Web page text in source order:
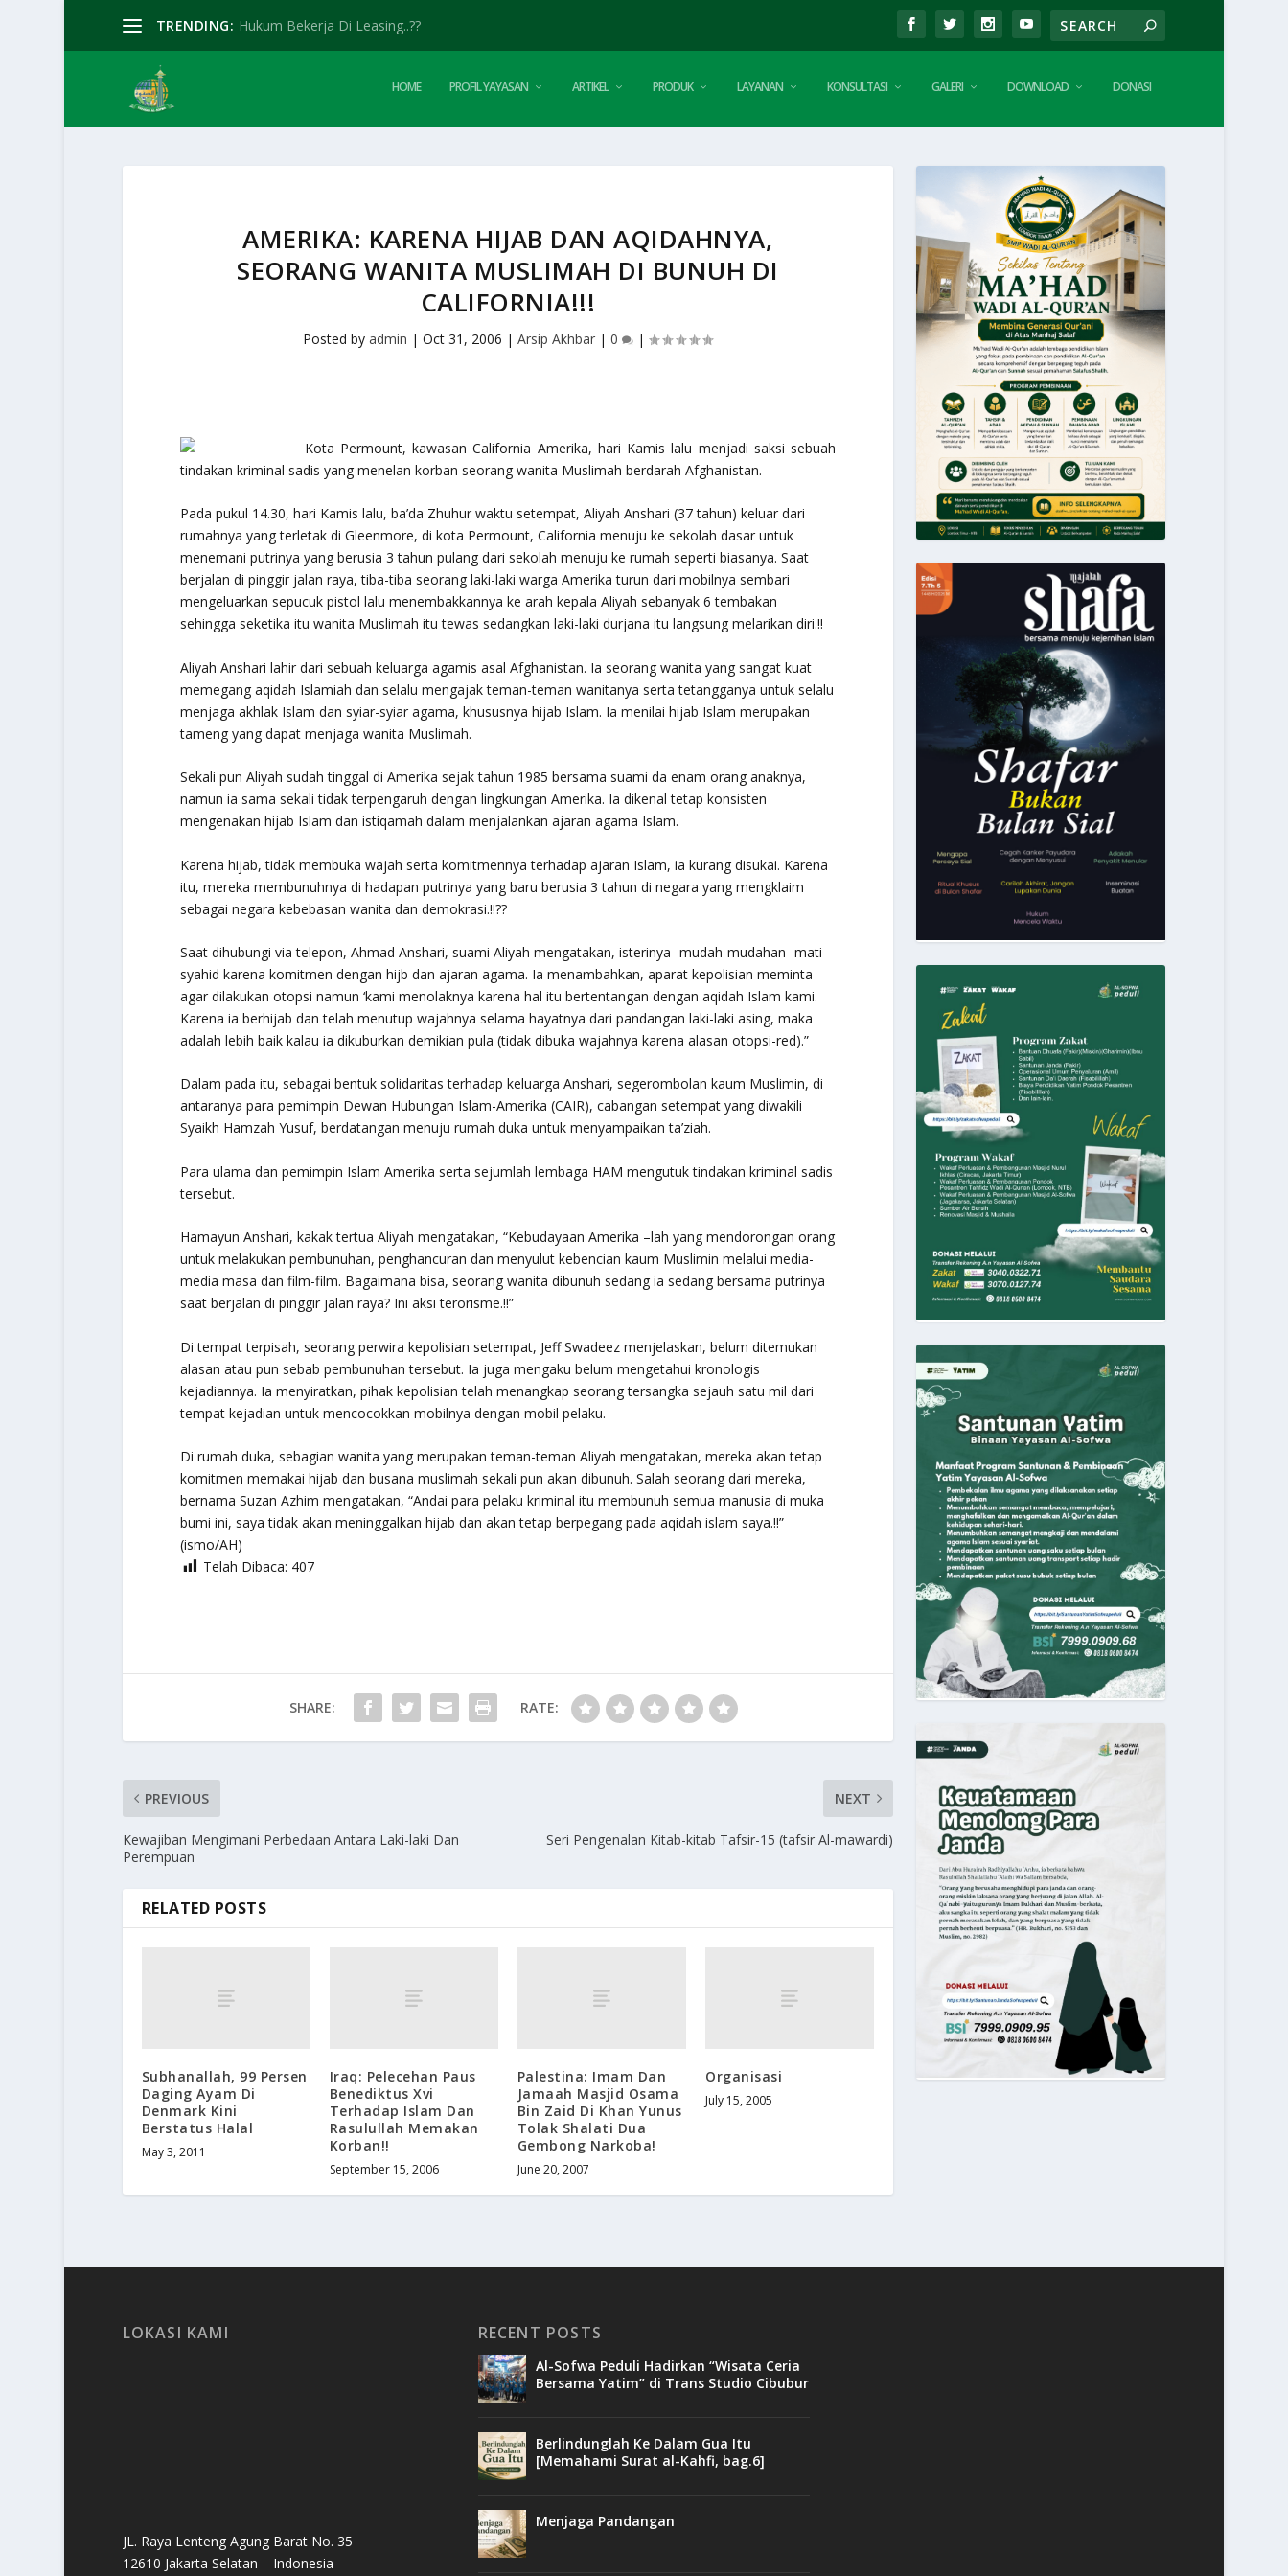
TRENDING: Hukum Bekerja Di Leasing..??
HOME PROFIL YAYASAN ARTIKEL PRODUK LAYANAN KONSULTASI GALERI DOWNLOAD DONASI
AMERIKA: KARENA HIJAB DAN AQIDAHNYA,
SEORANG WANITA MUSLIMAH DI BUNUH DI
CALIFORNIA!!!
Posted byadmin |Oct 31, 2006 |Arsip Akhbar |0 |
Kota Permount, kawasan California Amerika, hari Kamis lalu menjadi saksi sebuah
tindakan kriminal sadis yang menelan korban seorang wanita Muslimah berdarah Afghanistan.
Pada pukul 14.30, hari Kamis lalu, ba’da Zhuhur waktu setempat, Aliyah Anshari (37 tahun) keluar dari
rumahnya yang terletak di Gleenmore, di kota Permount, California menuju ke sekolah dasar untuk
menemani putrinya yang berusia 3 tahun pulang dari sekolah menuju ke rumah seperti biasanya. Saat
berjalan di pinggir jalan raya, tiba-tiba seorang laki-laki warga Amerika turun dari mobilnya sembari
mengeluarkan sepucuk pistol lalu menembakkannya ke arah kepala Aliyah sebanyak 6 tembakan
sehingga seketika itu wanita Muslimah itu tewas sedangkan laki-laki durjana itu langsung melarikan diri.!!
Aliyah Anshari lahir dari sebuah keluarga agamis asal Afghanistan. Ia seorang wanita yang sangat kuat
memegang aqidah Islamiah dan selalu mengajak teman-teman wanitanya serta tetangganya untuk selalu
menjaga akhlak Islam dan syiar-syiar agama, khususnya hijab Islam. Ia menilai hijab Islam merupakan
tameng yang dapat menjaga wanita Muslimah.
Sekali pun Aliyah sudah tinggal di Amerika sejak tahun 1985 bersama suami da enam orang anaknya,
namun ia sama sekali tidak terpengaruh dengan lingkungan Amerika. Ia dikenal tetap konsisten
mengenakan hijab Islam dan istiqamah dalam menjalankan ajaran agama Islam.
Karena hijab, tidak membuka wajah serta komitmennya terhadap ajaran Islam, ia kurang disukai. Karena
itu, mereka membunuhnya di hadapan putrinya yang baru berusia 3 tahun di negara yang mengklaim
sebagai negara kebebasan wanita dan demokrasi.!!??
Saat dihubungi via telepon, Ahmad Anshari, suami Aliyah mengatakan, isterinya -mudah-mudahan- mati
syahid karena komitmen dengan hijb dan ajaran agama. Ia menambahkan, aparat kepolisian meminta
agar dilakukan otopsi namun ‘kami menolaknya karena hal itu bertentangan dengan aqidah Islam kami.
Karena ia berhijab dan telah menutup wajahnya selama hayatnya dari pandangan laki-laki asing, maka
adalah lebih baik kalau ia dikuburkan demikian pula (tidak dibuka wajahnya karena alasan otopsi-red).”
Dalam pada itu, sebagai bentuk solidaritas terhadap keluarga Anshari, segerombolan kaum Muslimin, di
antaranya para pemimpin Dewan Hubungan Islam-Amerika (CAIR), cabangan setempat yang diwakili
Syaikh Hamzah Yusuf, berdatangan menuju rumah duka untuk menyampaikan ta’ziah.
Para ulama dan pemimpin Islam Amerika serta sejumlah lembaga HAM mengutuk tindakan kriminal sadis
tersebut.
Hamayun Anshari, kakak tertua Aliyah mengatakan, “Kebudayaan Amerika –lah yang mendorongan orang
untuk melakukan pembunuhan, penghancuran dan menyulut kebencian kaum Muslimin melalui media-
media masa dan film-film. Bagaimana bisa, seorang wanita dibunuh sedang ia sedang bersama putrinya
saat berjalan di pinggir jalan raya? Ini aksi terorisme.!!”
Di tempat terpisah, seorang perwira kepolisian setempat, Jeff Swadeez menjelaskan, belum ditemukan
alasan atau pun sebab pembunuhan tersebut. Ia juga mengaku belum mengetahui kronologis
kejadiannya. Ia menyiratkan, pihak kepolisian telah menangkap seorang tersangka sejauh satu mil dari
tempat kejadian untuk mencocokkan mobilnya dengan mobil pelaku.
Di rumah duka, sebagian wanita yang merupakan teman-teman Aliyah mengatakan, mereka akan tetap
komitmen memakai hijab dan busana muslimah sekali pun akan dibunuh. Salah seorang dari mereka,
bernama Suzan Azhim mengatakan, “Andai para pelaku kriminal itu membunuh semua manusia di muka
bumi ini, saya tidak akan meninggalkan hijab dan akan tetap berpegang pada aqidah islam saya.!!”
(ismo/AH)
Telah Dibaca: 407
SHARE: RATE:
PREVIOUS
Kewajiban Mengimani Perbedaan Antara Laki-laki Dan
Perempuan
NEXT
Seri Pengenalan Kitab-kitab Tafsir-15 (tafsir Al-mawardi)
RELATED POSTS
Subhanallah, 99 Persen
Daging Ayam Di
Denmark Kini
Berstatus Halal
May 3, 2011
Iraq: Pelecehan Paus
Benediktus Xvi
Terhadap Islam Dan
Rasulullah Memakan
Korban!!
September 15, 2006
Palestina: Imam Dan
Jamaah Masjid Osama
Bin Zaid Di Khan Yunus
Tolak Shalati Dua
Gembong Narkoba!
June 20, 2007
Organisasi
July 15, 2005
LOKASI KAMI
JL. Raya Lenteng Agung Barat No. 35
12610 Jakarta Selatan – Indonesia
RECENT POSTS
Al-Sofwa Peduli Hadirkan “Wisata Ceria
Bersama Yatim” di Trans Studio Cibubur
Berlindunglah Ke Dalam Gua Itu
[Memahami Surat al-Kahfi, bag.6]
Menjaga Pandangan